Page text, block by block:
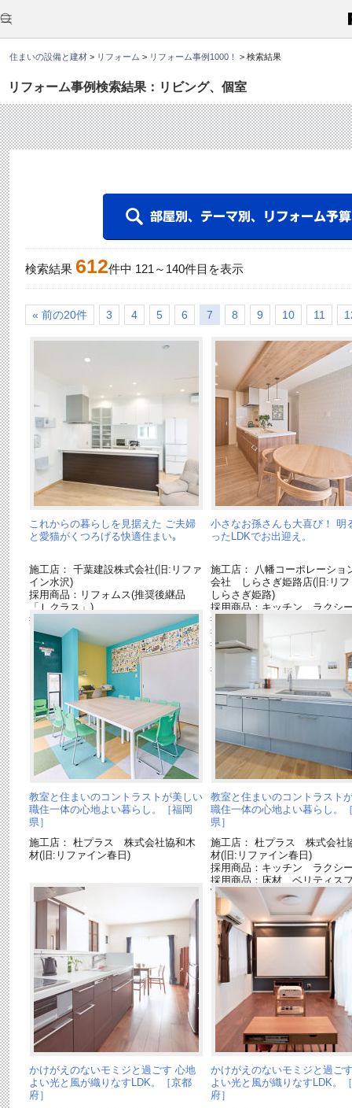
住まいの設備と建材 > リフォーム > リフォーム事例1000！ > 検索結果
リフォーム事例検索結果：リビング、個室
こ
か
ら
文
す
検索結果 612件中 121 ～ 140件目を表示
« 前の20件 3 4 5 6 7 8 9 10 11
これからの暮らしを見据えた ご夫婦
と愛猫がくつろげる快適住まい｡
施工店： 千葉建設株式会社(旧:リファ
イン水沢)
採用商品：リフォムス(推奨後継品
「Ｌクラス」)
採用商品：カップボード
小さなお孫さんも大喜び！ 明
ったLDKでお出迎え。
施工店： 八幡コーポレーショ
会社 しらさぎ姫路店(旧:リフ
しらさぎ姫路)
採用商品：キッチン ラクシ
採用商品：カップボード
採用商品：内装ドア ベリテ
採用商品：床材 ベリティス
S
採用商品：照明器具
教室と住まいのコントラストが美しい
職住一体の心地よい暮らし。［福岡
県］
施工店： 杜プラス 株式会社協和木
材(旧:リファイン春日)
教室と住まいのコントラスト
職住一体の心地よい暮らし。
県］
施工店： 杜プラス 株式会社
材(旧:リファイン春日)
採用商品：キッチン ラクシ
採用商品：床材 ベリティス
W
かけがえのないモミジと過ごす 心地
よい光と風が織りなすLDK。［京都
府］
かけがえのないモミジと過ご
よい光と風が織りなすLDK。
府］